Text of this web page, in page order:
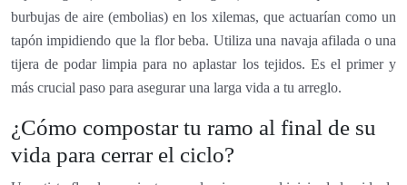
burbujas de aire (embolias) en los xilemas, que actuarían como un
tapón impidiendo que la flor beba. Utiliza una navaja afilada o una
tijera de podar limpia para no aplastar los tejidos. Es el primer y
más crucial paso para asegurar una larga vida a tu arreglo.
¿Cómo compostar tu ramo al final de su
vida para cerrar el ciclo?